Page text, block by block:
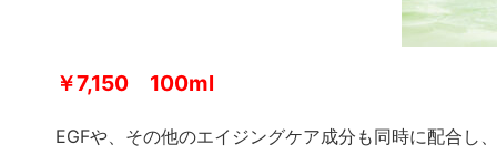
￥7,150 100ml
EGFや、その他のエイジングケア成分も同時に配合し